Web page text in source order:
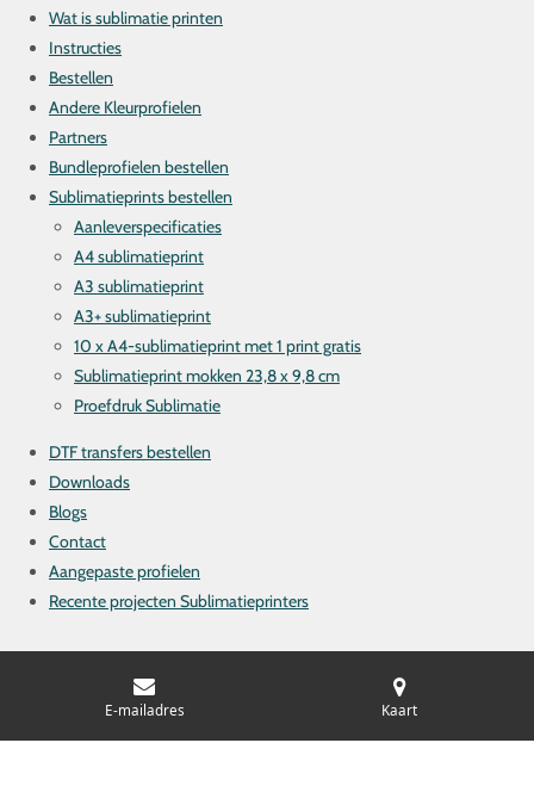
Wat is sublimatie printen
Instructies
Bestellen
Andere Kleurprofielen
Partners
Bundleprofielen bestellen
Sublimatieprints bestellen
Aanleverspecificaties
A4 sublimatieprint
A3 sublimatieprint
A3+ sublimatieprint
10 x A4-sublimatieprint met 1 print gratis
Sublimatieprint mokken 23,8 x 9,8 cm
Proefdruk Sublimatie
DTF transfers bestellen
Downloads
Blogs
Contact
Aangepaste profielen
Recente projecten Sublimatieprinters
c
n
E-mailadres Kaart